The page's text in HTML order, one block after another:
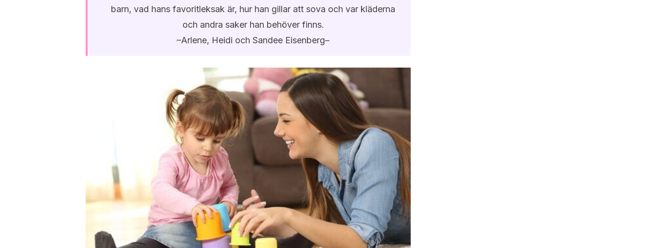
barn, vad hans favoritleksak är, hur han gillar att sova och var kläderna
och andra saker han behöver finns.
–Arlene, Heidi och Sandee Eisenberg–